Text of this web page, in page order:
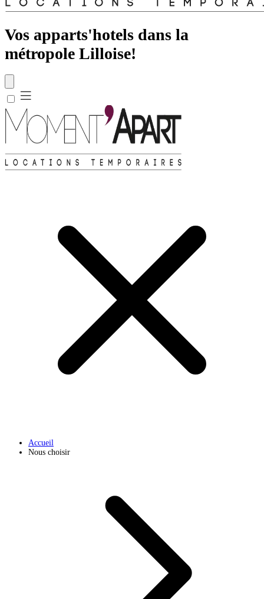
Vos apparts'hotels dans la
métropole Lilloise!
Accueil
Nous choisir